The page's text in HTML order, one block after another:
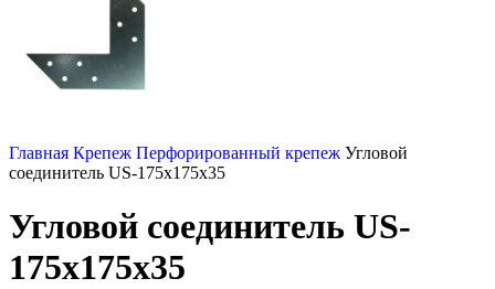
Главная Крепеж Перфорированный крепеж Угловой
соединитель US-175х175х35
Угловой соединитель US-
175х175х35